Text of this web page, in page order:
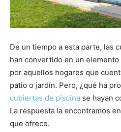
De un tiempo a esta parte, las
han convertido en un elemento
por aquellos hogares que
patio o jardín. Pero, ¿qué ha
cubiertas de piscina se hayan
La respuesta la encontramos
que ofrece.